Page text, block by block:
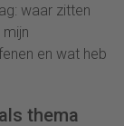
waar zitten
en wat heb
thema